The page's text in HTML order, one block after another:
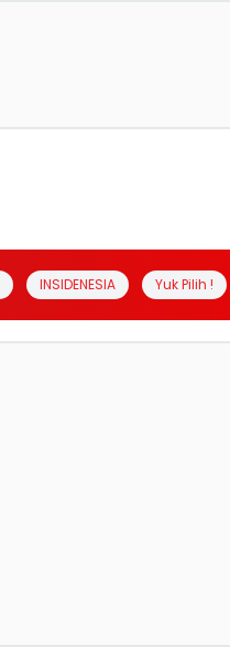
INSIDENESIA Yuk Pilih !